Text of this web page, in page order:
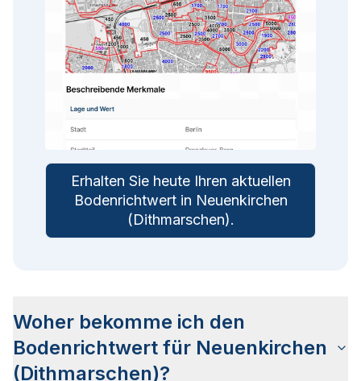
Erhalten Sie heute Ihren aktuellen
Bodenrichtwert in Neuenkirchen
(Dithmarschen).
Woher bekomme ich den
Bodenrichtwert für Neuenkirchen
(Dithmarschen)?